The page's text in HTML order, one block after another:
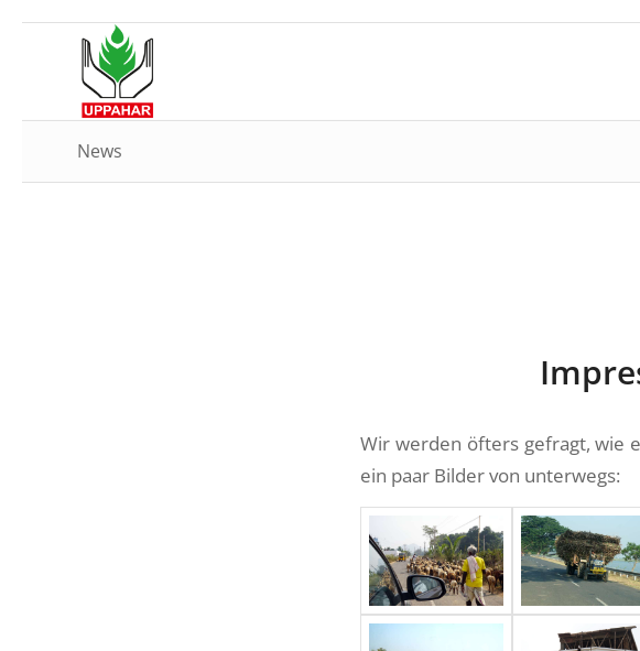
News
Wir werden öfters gefragt, wie
ein paar Bilder von unterwegs: